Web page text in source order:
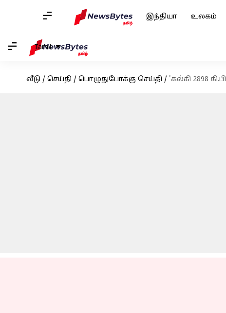
இந்தியா உலகம்
Tamil
வீடு / செய்தி / பொழுதுபோக்கு செய்தி / 'கல்கி 2898